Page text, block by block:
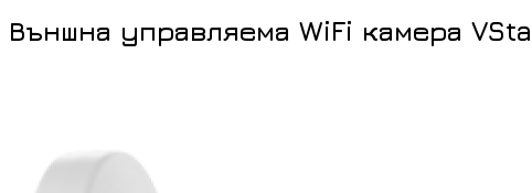
Външна управляема WiFi камера